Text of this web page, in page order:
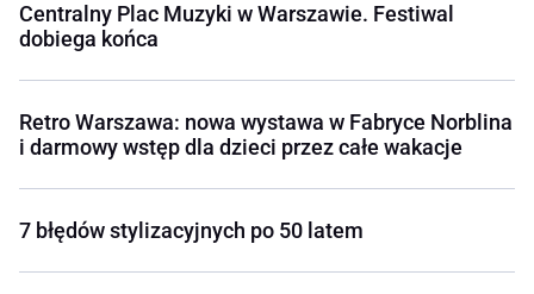
Centralny Plac Muzyki w Warszawie. Festiwal
dobiega końca
Retro Warszawa: nowa wystawa w Fabryce Norblina
i darmowy wstęp dla dzieci przez całe wakacje
7 błędów stylizacyjnych po 50 latem